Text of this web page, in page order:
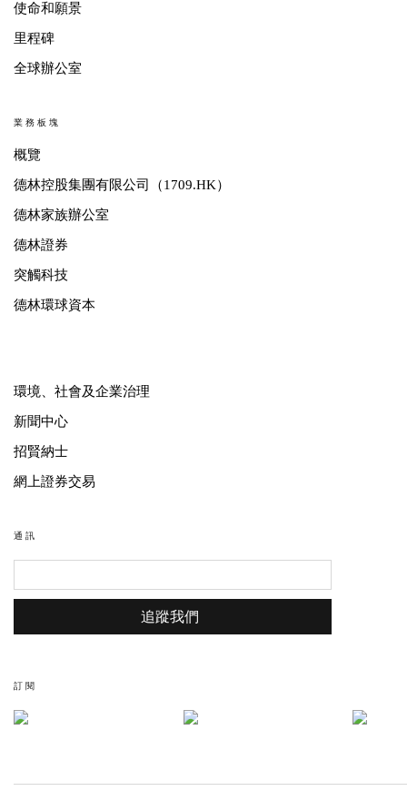
使命和願景
里程碑
全球辦公室
業務板塊
概覽
德林控股集團有限公司（1709.HK）
德林家族辦公室
德林證券
突觸科技
德林環球資本
環境、社會及企業治理
新聞中心
招賢納士
網上證券交易
通訊
追蹤我們
訂閱